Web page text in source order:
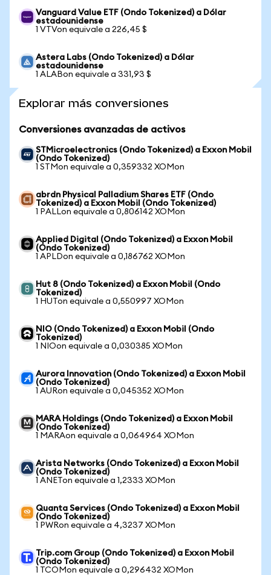
Vanguard Value ETF (Ondo Tokenized) a Dólar
estadounidense
1 VTVon equivale a 226,45 $
Astera Labs (Ondo Tokenized) a Dólar
estadounidense
1 ALABon equivale a 331,93 $
Explorar más conversiones
Conversiones avanzadas de activos
STMicroelectronics (Ondo Tokenized) a Exxon Mobil
(Ondo Tokenized)
1 STMon equivale a 0,359332 XOMon
abrdn Physical Palladium Shares ETF (Ondo
Tokenized) a Exxon Mobil (Ondo Tokenized)
1 PALLon equivale a 0,806142 XOMon
Applied Digital (Ondo Tokenized) a Exxon Mobil
(Ondo Tokenized)
1 APLDon equivale a 0,186762 XOMon
Hut 8 (Ondo Tokenized) a Exxon Mobil (Ondo
Tokenized)
1 HUTon equivale a 0,550997 XOMon
NIO (Ondo Tokenized) a Exxon Mobil (Ondo
Tokenized)
1 NIOon equivale a 0,030385 XOMon
Aurora Innovation (Ondo Tokenized) a Exxon Mobil
(Ondo Tokenized)
1 AURon equivale a 0,045352 XOMon
MARA Holdings (Ondo Tokenized) a Exxon Mobil
(Ondo Tokenized)
1 MARAon equivale a 0,064964 XOMon
Arista Networks (Ondo Tokenized) a Exxon Mobil
(Ondo Tokenized)
1 ANETon equivale a 1,2333 XOMon
Quanta Services (Ondo Tokenized) a Exxon Mobil
(Ondo Tokenized)
1 PWRon equivale a 4,3237 XOMon
Trip.com Group (Ondo Tokenized) a Exxon Mobil
(Ondo Tokenized)
1 TCOMon equivale a 0,296432 XOMon